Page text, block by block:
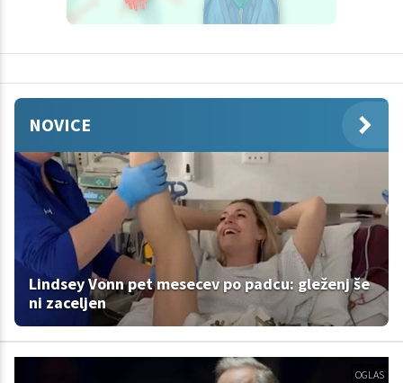
NOVICE
Lindsey Vonn pet mesecev po padcu: gleženj še
ni zaceljen
OGLAS